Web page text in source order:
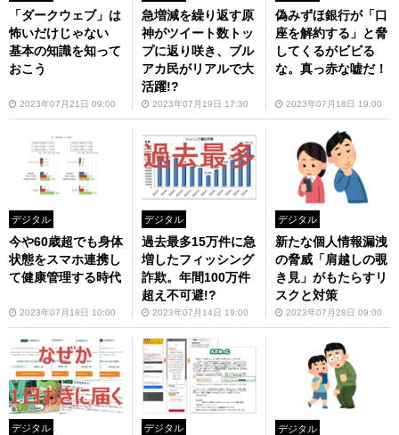
「ダークウェブ」は
怖いだけじゃない
基本の知識を知って
おこう
2023年07月21日 09:00
急増減を繰り返す原
神がツイート数トッ
プに返り咲き、ブル
アカ民がリアルで大
活躍!?
2023年07月19日 17:30
偽みずほ銀行が「口
座を解約する」と脅
してくるがビビる
な。真っ赤な嘘だ！
2023年07月18日 19:00
デジタル
今や60歳超でも身体
状態をスマホ連携し
て健康管理する時代
2023年07月18日 10:00
デジタル
過去最多15万件に急
増したフィッシング
詐欺。年間100万件
超え不可避!?
2023年07月14日 19:00
デジタル
新たな個人情報漏洩
の脅威「肩越しの覗
き見」がもたらすリ
スクと対策
2023年07月28日 09:00
デジタル デジタル デジタル